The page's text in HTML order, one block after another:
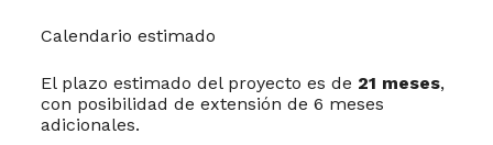
Calendario estimado
El plazo estimado del proyecto es de 21 meses,
con posibilidad de extensión de 6 meses
adicionales.